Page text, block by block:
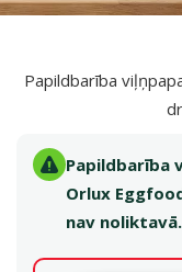
Papildbarība
Papildbarība
Orlux
nav noliktavā.